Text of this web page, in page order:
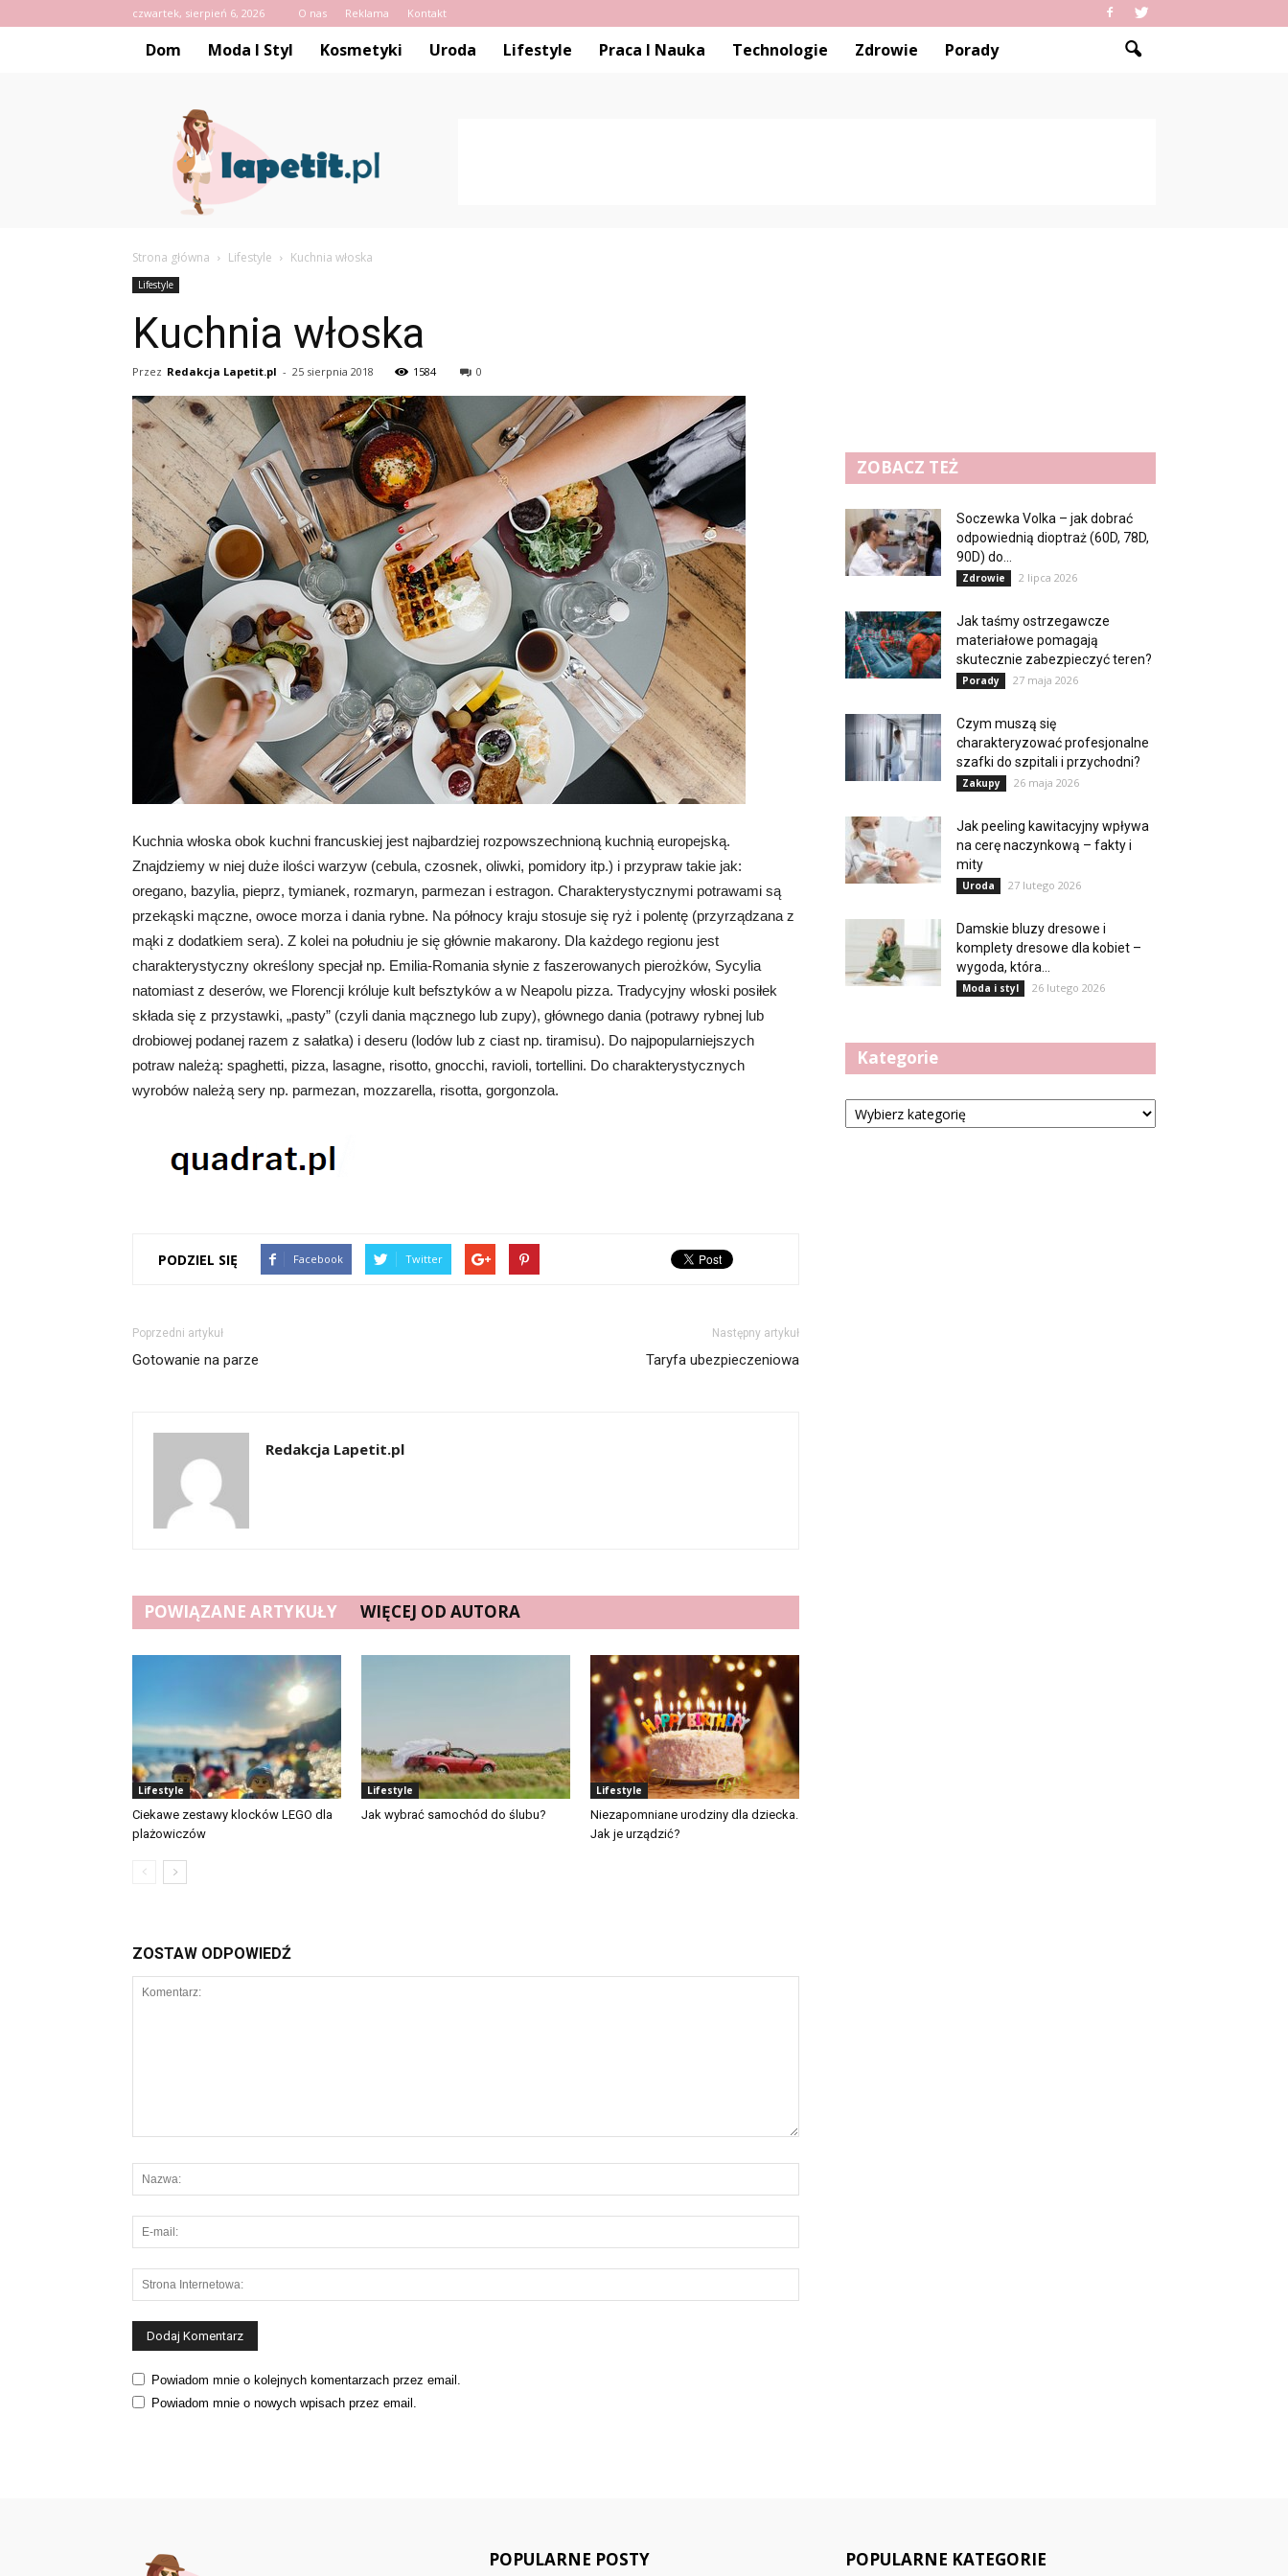
czwartek, sierpień 6, 2026 O nas Reklama Kontakt
Dom Moda I Styl Kosmetyki Uroda Lifestyle Praca I Nauka Technologie Zdrowie Porady
Lapetit.pl
Strona główna Lifestyle Kuchnia włoska
Lifestyle
Kuchnia włoska
Przez Redakcja Lapetit.pl - 25 sierpnia 2018 1584 0
Kuchnia włoska obok kuchni francuskiej jest najbardziej rozpowszechnioną kuchnią europejską.
Znajdziemy w niej duże ilości warzyw (cebula, czosnek, oliwki, pomidory itp.) i przypraw takie jak:
oregano, bazylia, pieprz, tymianek, rozmaryn, parmezan i estragon. Charakterystycznymi potrawami są
przekąski mączne, owoce morza i dania rybne. Na północy kraju stosuje się ryż i polentę (przyrządzana z
mąki z dodatkiem sera). Z kolei na południu je się głównie makarony. Dla każdego regionu jest
charakterystyczny określony specjał np. Emilia-Romania słynie z faszerowanych pierożków, Sycylia
natomiast z deserów, we Florencji króluje kult befsztyków a w Neapolu pizza. Tradycyjny włoski posiłek
składa się z przystawki, „pasty” (czyli dania mącznego lub zupy), głównego dania (potrawy rybnej lub
drobiowej podanej razem z sałatka) i deseru (lodów lub z ciast np. tiramisu). Do najpopularniejszych
potraw należą: spaghetti, pizza, lasagne, risotto, gnocchi, ravioli, tortellini. Do charakterystycznych
wyrobów należą sery np. parmezan, mozzarella, risotta, gorgonzola.
PODZIEL SIĘ Facebook Twitter
Poprzedni artykuł
Gotowanie na parze
Następny artykuł
Taryfa ubezpieczeniowa
Redakcja Lapetit.pl
POWIĄZANE ARTYKUŁY WIĘCEJ OD AUTORA
Lifestyle
Ciekawe zestawy klocków LEGO dla
plażowiczów
Lifestyle
Jak wybrać samochód do ślubu?
Lifestyle
Niezapomniane urodziny dla dziecka.
Jak je urządzić?
ZOSTAW ODPOWIEDŹ
Powiadom mnie o kolejnych komentarzach przez email.
Powiadom mnie o nowych wpisach przez email.
ZOBACZ TEŻ
Soczewka Volka – jak dobrać
odpowiednią dioptraż (60D, 78D,
90D) do...
Zdrowie 2 lipca 2026
Jak taśmy ostrzegawcze
materiałowe pomagają
skutecznie zabezpieczyć teren?
Porady 27 maja 2026
Czym muszą się
charakteryzować profesjonalne
szafki do szpitali i przychodni?
Zakupy 26 maja 2026
Jak peeling kawitacyjny wpływa
na cerę naczynkową – fakty i
mity
Uroda 27 lutego 2026
Damskie bluzy dresowe i
komplety dresowe dla kobiet –
wygoda, która...
Moda i styl 26 lutego 2026
Kategorie
Kategorie
POPULARNE POSTY POPULARNE KATEGORIE